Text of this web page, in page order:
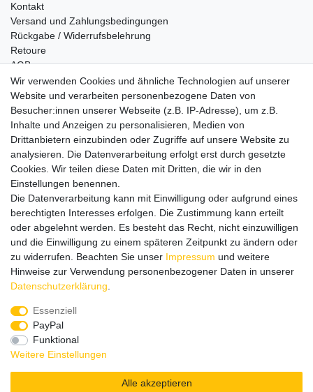
Kontakt
Versand und Zahlungsbedingungen
Rückgabe / Widerrufsbelehrung
Retoure
AGB
Vertrag widerrufen
Informationen
Datenschutz
Impressum
Wir verschicken klimaneutral mit DPD
Zahlungsmethoden
Zusätzlich stehen SEPA
Kreditkartewie VISA oder MasterCard,
Wir verwenden Cookies und ähnliche Technologien auf unserer
Website und verarbeiten personenbezogene Daten von
Besucher:innen unserer Webseite (z.B. IP-Adresse), um z.B.
Inhalte und Anzeigen zu personalisieren, Medien von
Drittanbietern einzubinden oder Zugriffe auf unsere Website zu
analysieren. Die Datenverarbeitung erfolgt erst durch gesetzte
Cookies. Wir teilen diese Daten mit Dritten, die wir in den
Einstellungen benennen.
Die Datenverarbeitung kann mit Einwilligung oder aufgrund eines
berechtigten Interesses erfolgen. Die Zustimmung kann erteilt
oder abgelehnt werden. Es besteht das Recht, nicht einzuwilligen
und die Einwilligung zu einem späteren Zeitpunkt zu ändern oder
zu widerrufen. Beachten Sie unser Impressum und weitere
Hinweise zur Verwendung personenbezogener Daten in unserer
Daten­schutz­erklärung
Essenziell
PayPal
Funktional
Weitere Einstellungen
Alle akzeptieren